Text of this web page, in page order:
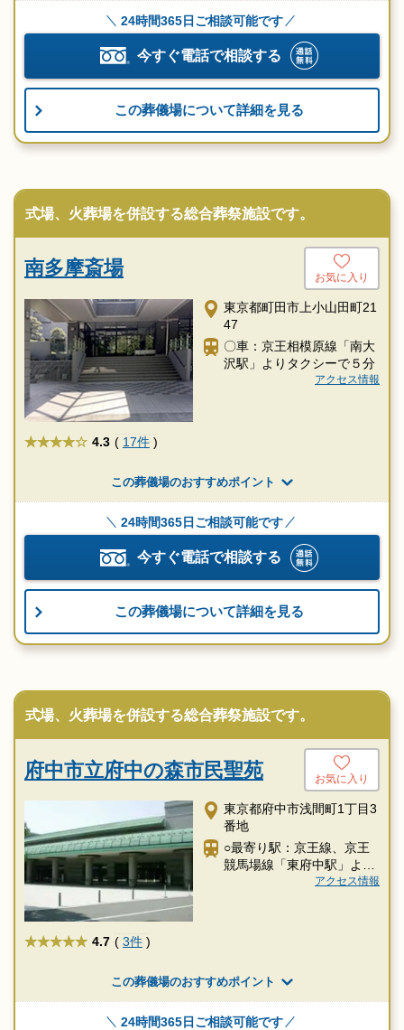
24時間365日ご相談可能です
今すぐ電話で相談する
この葬儀場について詳細を見る
式場、火葬場を併設する総合葬祭施設です。
南多摩斎場 お気に入り
東京都町田市上小山田町21
47
〇車：京王相模原線「南大
沢駅」よりタクシーで５分
アクセス情報
★★★★ 4.3 ( 17件 )
この葬儀場のおすすめポイント
24時間365日ご相談可能です
今すぐ電話で相談する
この葬儀場について詳細を見る
式場、火葬場を併設する総合葬祭施設です。
府中市立府中の森市民聖苑 お気に入り
東京都府中市浅間町1丁目3
番地
○最寄り駅：京王線、京王
競馬場線「東府中駅」より
アクセス情報
★★★★★ 4.7 ( 3件 )
この葬儀場のおすすめポイント
24時間365日ご相談可能です